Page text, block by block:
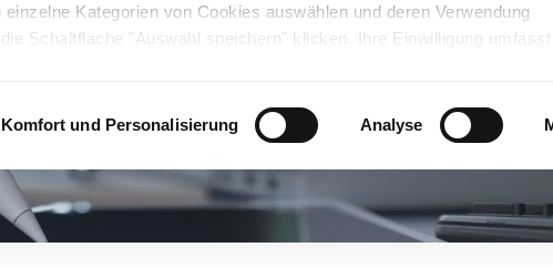
Kategorien von Cookies auswählen und deren Verwendung
Schaltfläche "Auswahl speichern" klicken. Ihre Einwilligung umfasst
können und Ihre Datenschutzrechte eingeschränkt sind. Weitere
Cookies und ähnlichen Technologien sowie zur Verarbeitung Ihrer
z.B. zu den verarbeiteten Daten, den Speicherdauern und den
Sie durch Anklicken von "Details zeigen" oder durch Aufrufen
, die am Ende der Webseite verlinkt ist, wählen und finden. Je
Komfort und Personalisierung Analyse